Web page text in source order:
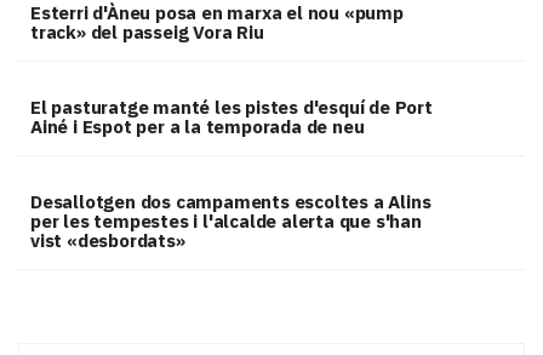
Esterri d'Àneu posa en marxa el nou «pump
track» del passeig Vora Riu
El pasturatge manté les pistes d'esquí de Port
Ainé i Espot per a la temporada de neu
​Desallotgen dos campaments escoltes a Alins
per les tempestes i l'alcalde alerta que s'han
vist «desbordats»